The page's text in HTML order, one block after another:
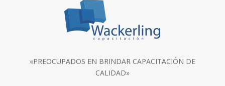
«PREOCUPADOS EN BRINDAR CAPACITACIÓN DE
CALIDAD»